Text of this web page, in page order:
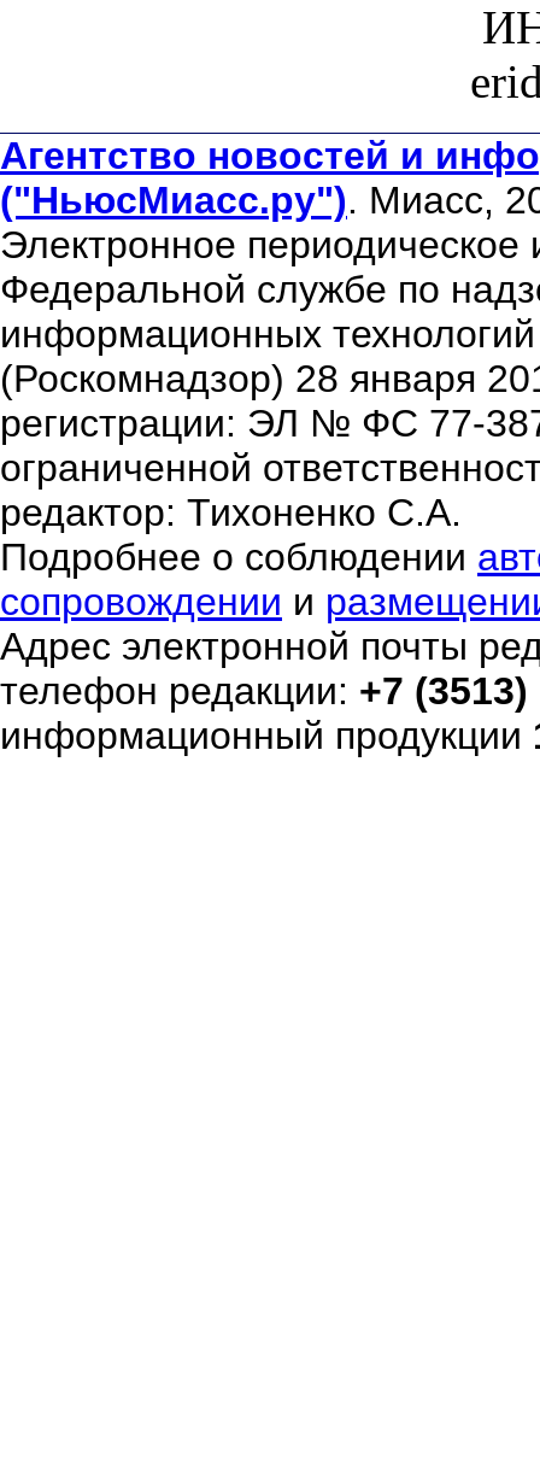
Агентство новостей и
("НьюсМиасс.ру"). Миасс,
Электронное периодическое
Федеральной службе по
информационных
(Роскомнадзор) 28 января
регистрации: ЭЛ № ФС 77-
ограниченной
редактор: Тихоненко С.А.
Подробнее о соблюдении
сопровождении и
Адрес электронной почты
телефон редакции: +7
информационный продукции